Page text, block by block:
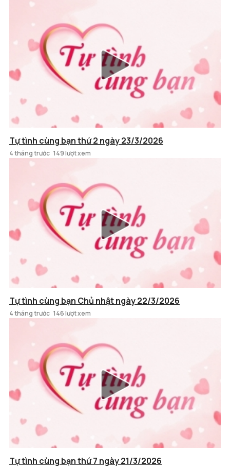
Tự tình cùng bạn thứ 2 ngày 23/3/2026
4 tháng trước 149 lượt xem
Tự tình cùng bạn Chủ nhật ngày 22/3/2026
4 tháng trước 146 lượt xem
Tự tình cùng bạn thứ 7 ngày 21/3/2026